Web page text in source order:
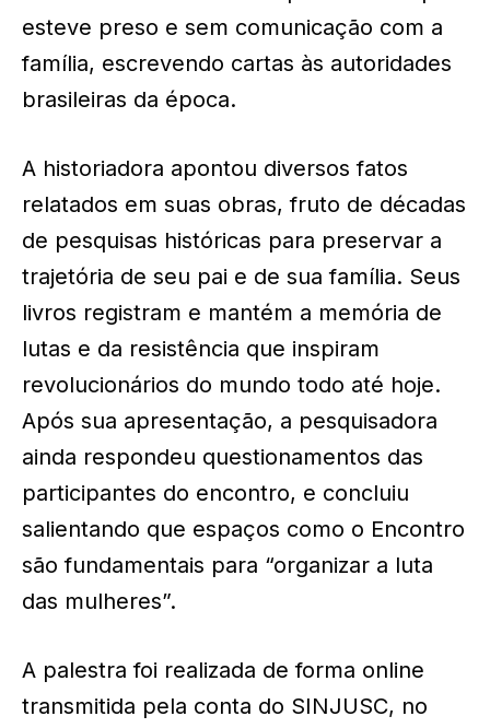
esteve preso e sem comunicação com a
família, escrevendo cartas às autoridades
brasileiras da época.
A historiadora apontou diversos fatos
relatados em suas obras, fruto de décadas
de pesquisas históricas para preservar a
trajetória de seu pai e de sua família. Seus
livros registram e mantém a memória de
lutas e da resistência que inspiram
revolucionários do mundo todo até hoje.
Após sua apresentação, a pesquisadora
ainda respondeu questionamentos das
participantes do encontro, e concluiu
salientando que espaços como o Encontro
são fundamentais para “organizar a luta
das mulheres”.
A palestra foi realizada de forma online
transmitida pela conta do SINJUSC, no